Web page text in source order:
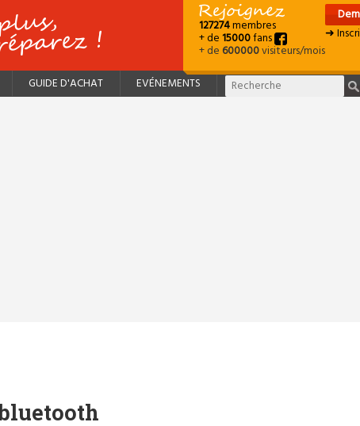
127274membres
+ de15000fans
+ de600000visiteurs/mois
➜
GUIDE D'ACHAT EVÉNEMENTS